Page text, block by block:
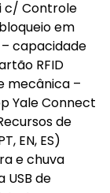
c/ Controle
em
– capacidade
RFID
mecânica –
Yale Connect
de
EN, ES)
e chuva
USB de